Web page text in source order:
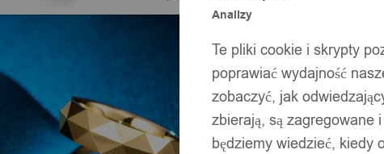
Analizy
Te pliki cookie i skrypty
poprawiać wydajność
zobaczyć, jak
zbierają, są zagregowane
będziemy wiedzieć, kiedy